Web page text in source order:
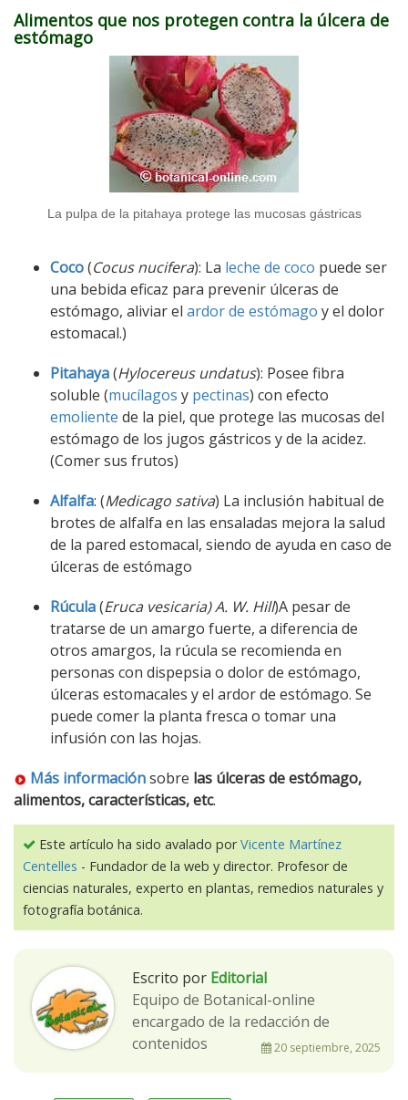
Alimentos que nos protegen contra la úlcera de
estómago
La pulpa de la pitahaya protege las mucosas gástricas
Coco(Cocus nucifera): La leche de coco puede ser
una bebida eficaz para prevenir úlceras de
estómago, aliviar el ardor de estómago y el dolor
estomacal.)
Pitahaya(Hylocereus undatus): Posee fibra
soluble (mucílagos y pectinas) con efecto
emoliente de la piel, que protege las mucosas del
estómago de los jugos gástricos y de la acidez.
(Comer sus frutos)
Alfalfa: (Medicago sativa) La inclusión habitual de
brotes de alfalfa en las ensaladas mejora la salud
de la pared estomacal, siendo de ayuda en caso de
úlceras de estómago
Rúcula(Eruca vesicaria) A. W. Hill)A pesar de
tratarse de un amargo fuerte, a diferencia de
otros amargos, la rúcula se recomienda en
personas con dispepsia o dolor de estómago,
úlceras estomacales y el ardor de estómago. Se
puede comer la planta fresca o tomar una
infusión con las hojas.
Más informaciónsobre las úlceras de estómago,
alimentos, características, etc.
Este artículo ha sido avalado porVicente Martínez
Centelles - Fundador de la web y director. Profesor de
ciencias naturales, experto en plantas, remedios naturales y
fotografía botánica.
Escrito por Editorial
Equipo de Botanical-online
encargado de la redacción de
contenidos
20 septiembre, 2025